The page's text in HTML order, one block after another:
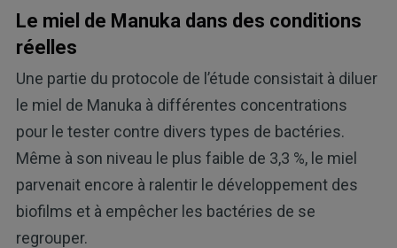
Le miel de Manuka dans des conditions
réelles
Une partie du protocole de l’étude consistait à diluer
le miel de Manuka à différentes concentrations
pour le tester contre divers types de bactéries.
Même à son niveau le plus faible de 3,3 %, le miel
parvenait encore à ralentir le développement des
biofilms et à empêcher les bactéries de se
regrouper.